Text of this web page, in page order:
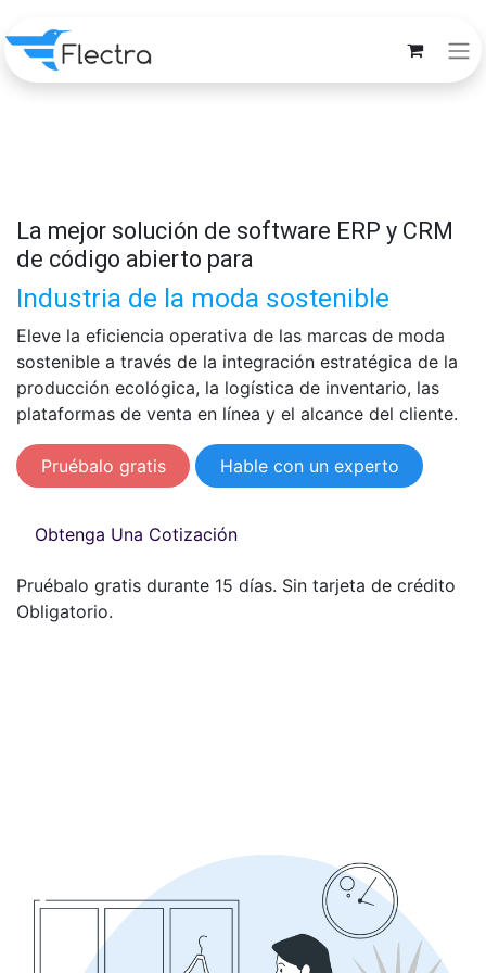
La mejor solución de software ERP y CRM
de código abierto para
Industria de la moda sostenible
Eleve la eficiencia operativa de las marcas de moda
sostenible a través de la integración estratégica de la
producción ecológica, la logística de inventario, las
plataformas de venta en línea y el alcance del cliente.
Pruébalo gratis Hable con un experto
Obtenga Una Cotización
Pruébalo gratis durante 15 días. Sin tarjeta de crédito
Obligatorio.